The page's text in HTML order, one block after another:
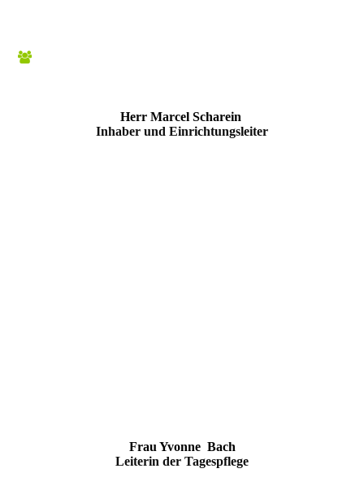
Herr Marcel Scharein
Inhaber und Einrichtungsleiter
Frau Yvonne Bach
Leiterin der Tagespflege